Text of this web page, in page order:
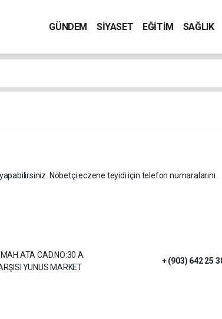
GÜNDEM SİYASET EĞİTİM SAĞLIK
Nöbetçi eczene teyidi için telefon numaralarını
CAD.NO:30 A
YUNUS MARKET
+ (903) 642 25